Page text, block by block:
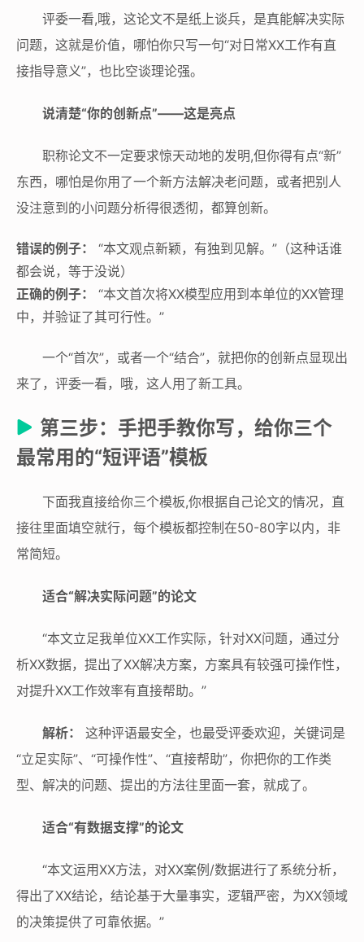
评委一看,哦，这论文不是纸上谈兵，是真能解决实际
问题，这就是价值，哪怕你只写一句“对日常XX工作有直
接指导意义”，也比空谈理论强。
说清楚“你的创新点”——这是亮点
职称论文不一定要求惊天动地的发明,但你得有点“新”
东西，哪怕是你用了一个新方法解决老问题，或者把别人
没注意到的小问题分析得很透彻，都算创新。
错误的例子：
“本文观点新颖，有独到见解。”（这种话谁
都会说，等于没说）
正确的例子：
“本文首次将XX模型应用到本单位的XX管理
中，并验证了其可行性。”
一个“首次”，或者一个“结合”，就把你的创新点显现出
来了，评委一看，哦，这人用了新工具。
第三步：手把手教你写，给你三个
最常用的“短评语”模板
下面我直接给你三个模板,你根据自己论文的情况，直
接往里面填空就行，每个模板都控制在50-80字以内，非
常简短。
适合“解决实际问题”的论文
“本文立足我单位XX工作实际，针对XX问题，通过分
析XX数据，提出了XX解决方案，方案具有较强可操作性，
对提升XX工作效率有直接帮助。”
解析：
这种评语最安全，也最受评委欢迎，关键词是
“立足实际”、“可操作性”、“直接帮助”，你把你的工作类
型、解决的问题、提出的方法往里面一套，就成了。
适合“有数据支撑”的论文
“本文运用XX方法，对XX案例/数据进行了系统分析，
得出了XX结论，结论基于大量事实，逻辑严密，为XX领域
的决策提供了可靠依据。”